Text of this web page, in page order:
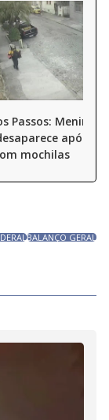
Passos: Menina
após
mochilas
BALANÇO GERAL